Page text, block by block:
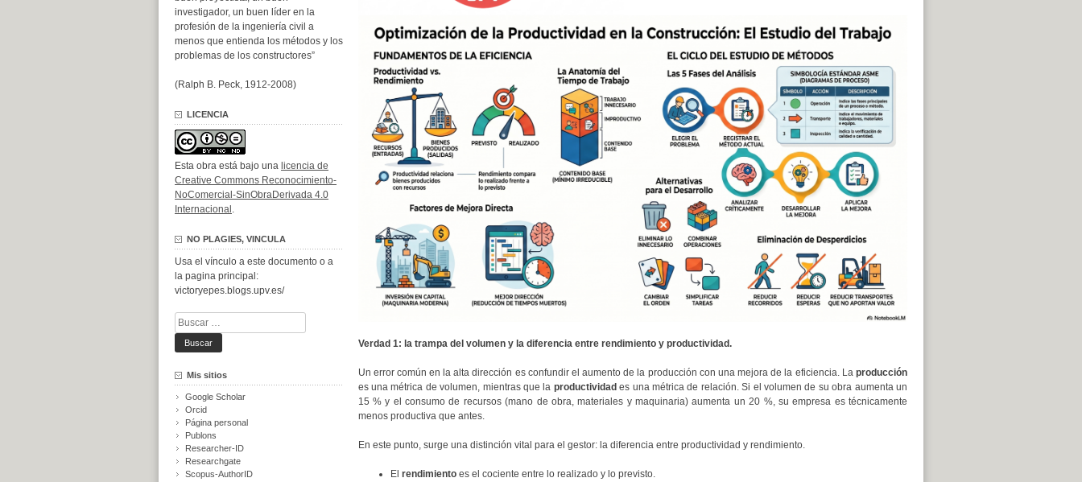
Verdad 1: la trampa del volumen y la diferencia entre rendimiento y productividad.
Un error común en la alta dirección es confundir el aumento de la producción con una mejora de la eficiencia. La producción
es una métrica de volumen, mientras que la productividad es una métrica de relación. Si el volumen de su obra aumenta un
15 % y el consumo de recursos (mano de obra, materiales y maquinaria) aumenta un 20 %, su empresa es técnicamente
menos productiva que antes.
En este punto, surge una distinción vital para el gestor: la diferencia entre productividad y rendimiento.
El rendimientoes el cociente entre lo realizado y lo previsto.
investigador, un buen líder en la
profesión de la ingeniería civil a
menos que entienda los métodos y los
problemas de los constructores”
(Ralph B. Peck, 1912-2008)
LICENCIA
Esta obra está bajo una licencia de
Creative Commons Reconocimiento-
NoComercial-SinObraDerivada 4.0
Internacional .
NO PLAGIES, VINCULA
Usa el vínculo a este documento o a
la pagina principal:
victoryepes.blogs.upv.es/
Buscar:
Mis sitios
Google Scholar
Orcid
Página personal
Publons
Researcher-ID
Researchgate
Scopus-AuthorID